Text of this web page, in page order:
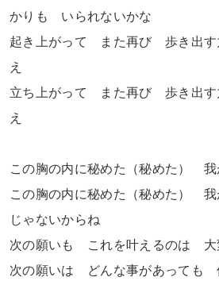
かりも いられないかな
起き上がって また再び 歩き出
え
立ち上がって また再び 歩き出
え
この胸の内に秘めた（秘めた）
この胸の内に秘めた（秘めた）
じゃないからね
次の願いも これを叶えるのは 大
次の願いは どんな事があっても